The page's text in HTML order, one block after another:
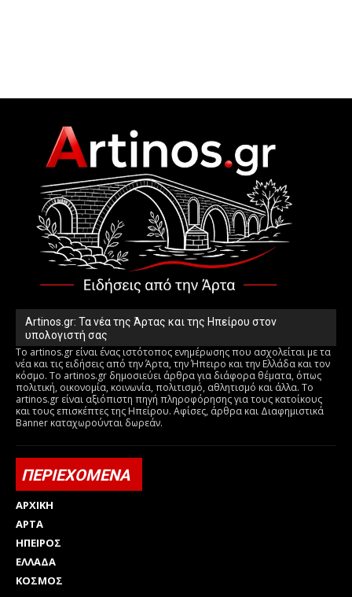
Artinos.gr: Τα νέα της Άρτας και της Ηπείρου στον
υπολογιστή σας
Το artinos.gr είναι ένας ιστότοπος ενημέρωσης που ασχολείται με τα
νέα και τις ειδήσεις από την Άρτα, την Ήπειρο και την Ελλάδα και τον
κόσμο. Το artinos.gr δημοσιεύει άρθρα για διάφορα θέματα, όπως
πολιτική, οικονομία, κοινωνία, πολιτισμό, αθλητισμό και άλλα. Το
artinos.gr είναι αξιόπιστη πηγή πληροφόρησης για τους κατοίκους
και τους επισκέπτες της Ηπείρου. Αφίσες, άρθρα και Διαφημιστικά
Banner καταχωρούνται δωρεάν.
ΠΕΡΙΕΧΟΜΕΝΑ
ΑΡΧΙΚΗ
ΑΡΤΑ
ΗΠΕΙΡΟΣ
ΕΛΛΑΔΑ
ΚΟΣΜΟΣ